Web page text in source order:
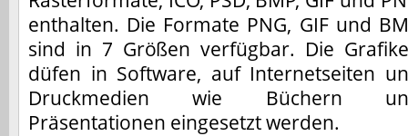
enthalten. Die Formate PNG, GIF und
sind in 7 Größen verfügbar. Die
düfen in Software, auf Internetseiten
Druckmedien wie Büchern
Präsentationen eingesetzt werden.